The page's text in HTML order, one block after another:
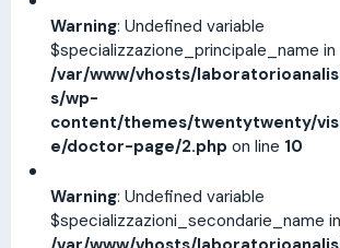
Warning: Undefined variable
$specializzazione_principale_name in
/var/www/vhosts/
s/wp-
content/themes/twentytwenty/
e/doctor-page/2.php on line 10
Warning: Undefined variable
$specializzazioni_secondarie_name in